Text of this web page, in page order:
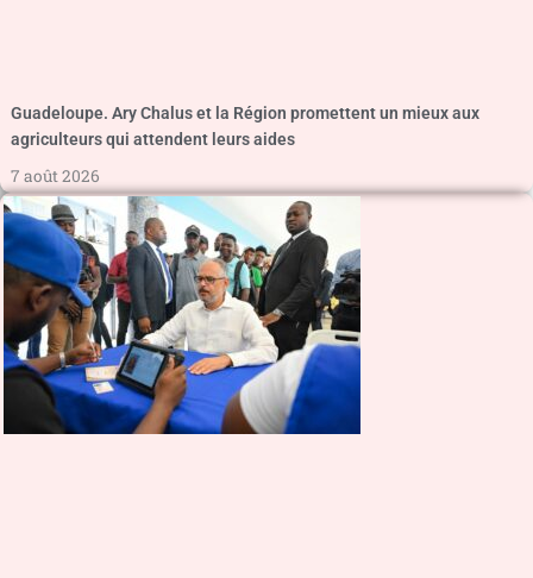
Guadeloupe. Ary Chalus et la Région promettent un mieux aux
agriculteurs qui attendent leurs aides
7 août 2026